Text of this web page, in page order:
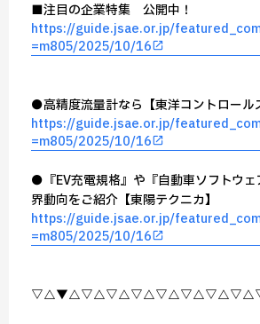
■注目の企業特集 公開中！
https://guide.jsae.or.jp/
=m805/2025/10/16
●高精度流量計なら【東洋コントロール
https://guide.jsae.or.jp/
=m805/2025/10/16
●『EV充電規格』や『自動車ソフトウ
界動向をご紹介【東陽テクニカ】
https://guide.jsae.or.jp/
=m805/2025/10/16